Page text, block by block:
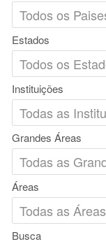
Estados
Instituições
Grandes Áreas
Áreas
Busca